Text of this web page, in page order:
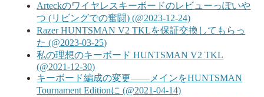
Arteckのワイヤレスキーボードのレビューっぽいや
つ (リビングでの奮闘) (@2023-12-24)
Razer HUNTSMAN V2 TKLを保証交換してもらっ
た (@2023-03-25)
私の理想のキーボード HUNTSMAN V2 TKL
(@2021-12-30)
キーボード編成の変更――メインをHUNTSMAN
Tournament Editionに (@2021-04-14)